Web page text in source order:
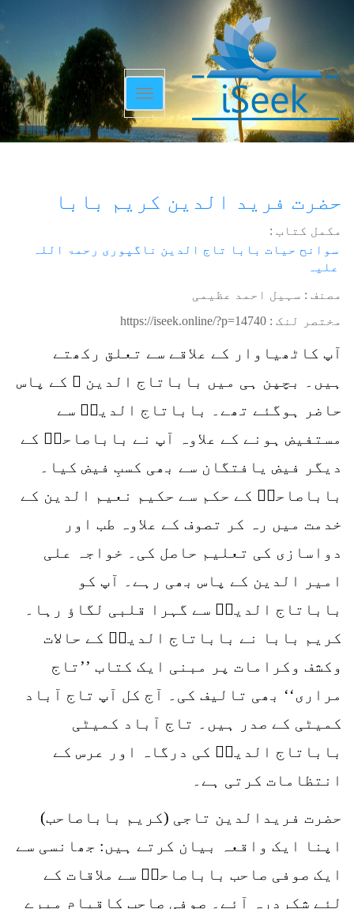
Toggle
navigation
حضرت فرید الدین کریم بابا
مکمل کتاب :
سوانح حیات بابا تاج الدین ناگپوری رحمۃ اللہ
علیہ
مصنف : سہیل احمد عظیمی
مختصر لنک : https://iseek.online/?p=14740
آپ کاٹھیاوار کے علاقے سے تعلق رکھتے
ہیں۔ بچپن ہی میں باباتاج الدین ؒ کے پاس
حاضر ہوگئے تھے۔ باباتاج الدینؒ سے
مستفیض ہونے کے علاوہ آپ نے باباصاحبؒ کے
دیگر فیض یافتگان سے بھی کسبِ فیض کیا۔
باباصاحبؒ کے حکم سے حکیم نعیم الدین کے
خدمت میں رہ کر تصوف کے علاوہ طب اور
دواسازی کی تعلیم حاصل کی۔ خواجہ علی
امیر الدین کے پاس بھی رہے۔ آپ کو
باباتاج الدینؒ سے گہرا قلبی لگاؤ رہا۔
کریم بابا نے باباتاج الدینؒ کے حالات
وکشف وکرامات پر مبنی ایک کتاب ’’تاج
مراری‘‘ بھی تالیف کی۔ آج کل آپ تاج آباد
کمیٹی کے صدر ہیں۔ تاج آباد کمیٹی
باباتاج الدینؒ کی درگاہ اور عرس کے
انتظامات کرتی ہے۔
حضرت فریدالدین تاجی (کریم باباصاحب)
اپنا ایک واقعہ بیان کرتے ہیں: جھانسی سے
ایک صوفی صاحب باباصاحبؒ سے ملاقات کے
لئے شکردرہ آئے۔ صوفی صاحب کاقیام میرے